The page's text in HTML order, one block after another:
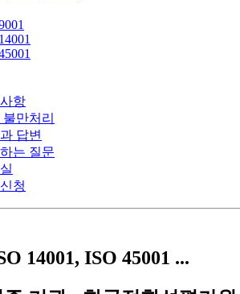
항
만처리
답변
는 질문
청
14001, ISO 45001 ...